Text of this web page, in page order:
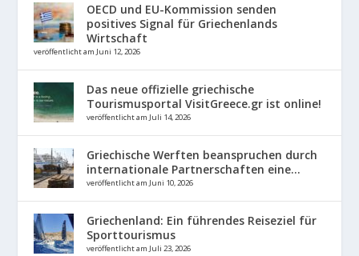
OECD und EU-Kommission senden
positives Signal für Griechenlands
Wirtschaft
veröffentlicht am Juni 12, 2026
Das neue offizielle griechische
Tourismusportal VisitGreece.gr ist online!
veröffentlicht am Juli 14, 2026
Griechische Werften beanspruchen durch
internationale Partnerschaften eine...
veröffentlicht am Juni 10, 2026
Griechenland: Ein führendes Reiseziel für
Sporttourismus
veröffentlicht am Juli 23, 2026